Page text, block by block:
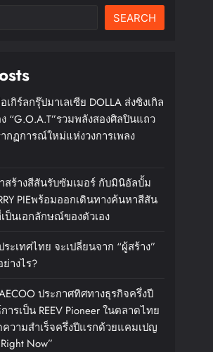
SEARCH
เกิร์ลกรุ๊ปมาเลเซีย DOLLA ส่งซิงเกิล
“G.O.A.T”รวมพลังสองศิลปินแถว
กฏการณ์ใหม่แห่งวงการเพลง
สร้างสีสันรับซัมเมอร์ กับมินิอัลบั้ม
PIEพร้อมออกเดินทางค้นหาสีสัน
ป็นเอกลักษณ์ของตัวเอง
ะเทศไทย จะเปลี่ยนจาก “ผู้สร้าง”
างไร?
ประกาศทิศทางธุรกิจครึ่งปี
รเป็น REEV Pioneer ในตลาดไทย
วามสำเร็จครึ่งปีแรกด้วยแคมเปญ
Now”